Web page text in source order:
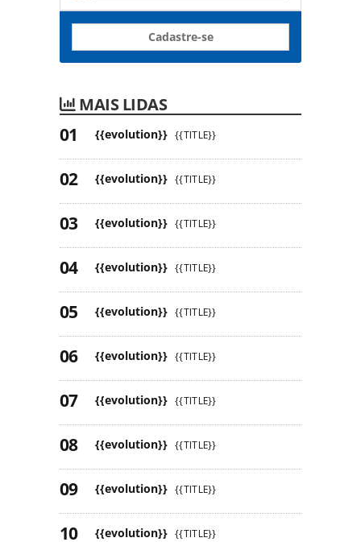
Cadastre-se
MAIS LIDAS
{{evolution}} {{TITLE}}
{{evolution}} {{TITLE}}
{{evolution}} {{TITLE}}
{{evolution}} {{TITLE}}
{{evolution}} {{TITLE}}
{{evolution}} {{TITLE}}
{{evolution}} {{TITLE}}
{{evolution}} {{TITLE}}
{{evolution}} {{TITLE}}
{{evolution}} {{TITLE}}